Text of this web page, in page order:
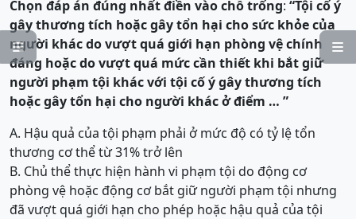


Chọn đáp án đúng nhất điền vào chỗ trống: “Tội cố ý
gây thương tích hoặc gây tổn hại cho sức khỏe của
người khác do vượt quá giới hạn phòng vệ chính
đáng hoặc do vượt quá mức cần thiết khi bắt giữ
người phạm tội khácvới tội cố ý gây thương tích
hoặc gây tổn hại cho người khác ở điểm … ”
A. Hậu quả của tội phạm phải ở mức độ có tỷ lệ tổn
thương cơ thể từ 31% trở lên
B. Chủ thể thực hiện hành vi phạm tội do động cơ
phòng vệ hoặc động cơ bắt giữ người phạm tội nhưng
đã vượt quá giới hạn cho phép hoặc hậu quả của tội